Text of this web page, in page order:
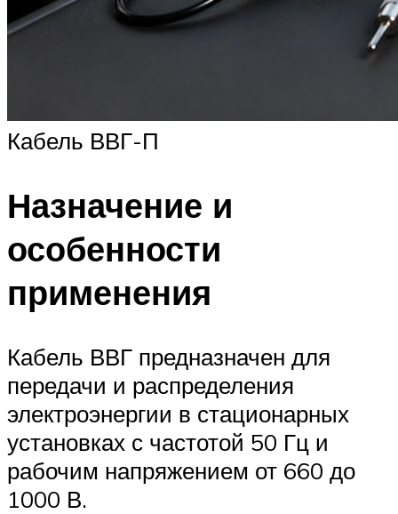
Кабель ВВГ-П
Назначение и
особенности
применения
Кабель ВВГ предназначен для
передачи и распределения
электроэнергии в стационарных
установках с частотой 50 Гц и
рабочим напряжением от 660 до
1000 В.